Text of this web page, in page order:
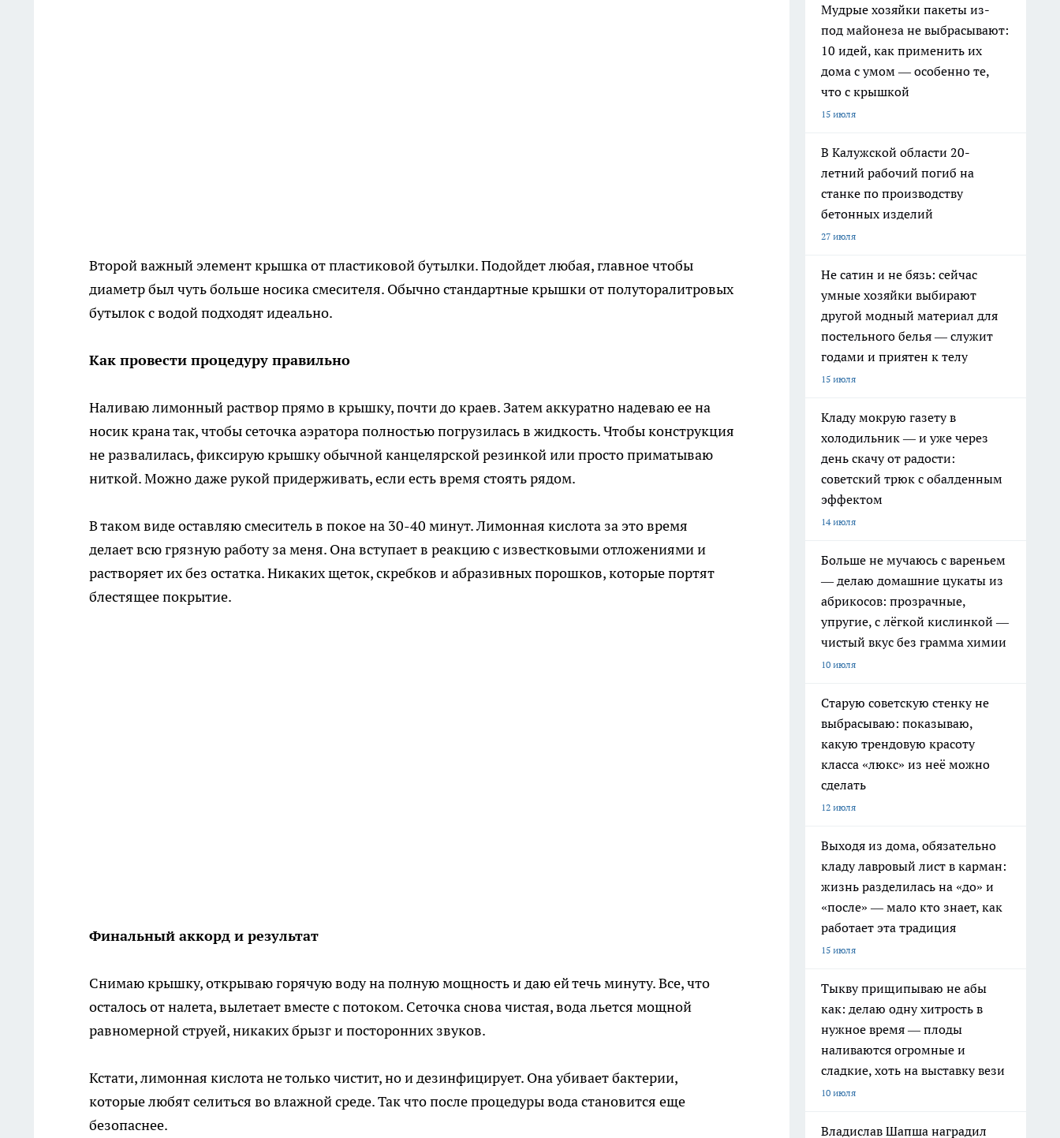
Второй важный элемент крышка от пластиковой бутылки. Подойдет любая, главное чтобы
диаметр был чуть больше носика смесителя. Обычно стандартные крышки от полуторалитровых
бутылок с водой подходят идеально.
Как провести процедуру правильно
Наливаю лимонный раствор прямо в крышку, почти до краев. Затем аккуратно надеваю ее на
носик крана так, чтобы сеточка аэратора полностью погрузилась в жидкость. Чтобы конструкция
не развалилась, фиксирую крышку обычной канцелярской резинкой или просто приматываю
ниткой. Можно даже рукой придерживать, если есть время стоять рядом.
В таком виде оставляю смеситель в покое на 30-40 минут. Лимонная кислота за это время
делает всю грязную работу за меня. Она вступает в реакцию с известковыми отложениями и
растворяет их без остатка. Никаких щеток, скребков и абразивных порошков, которые портят
блестящее покрытие.
Финальный аккорд и результат
Снимаю крышку, открываю горячую воду на полную мощность и даю ей течь минуту. Все, что
осталось от налета, вылетает вместе с потоком. Сеточка снова чистая, вода льется мощной
равномерной струей, никаких брызг и посторонних звуков.
Кстати, лимонная кислота не только чистит, но и дезинфицирует. Она убивает бактерии,
которые любят селиться во влажной среде. Так что после процедуры вода становится еще
безопаснее.
Мудрые хозяйки пакеты из-
под майонеза не выбрасывают:
10 идей, как применить их
дома с умом — особенно те,
что с крышкой
15 июля
В Калужской области 20-
летний рабочий погиб на
станке по производству
бетонных изделий
27 июля
Не сатин и не бязь: сейчас
умные хозяйки выбирают
другой модный материал для
постельного белья — служит
годами и приятен к телу
15 июля
Кладу мокрую газету в
холодильник — и уже через
день скачу от радости:
советский трюк с обалденным
эффектом
14 июля
Больше не мучаюсь с вареньем
— делаю домашние цукаты из
абрикосов: прозрачные,
упругие, с лёгкой кислинкой —
чистый вкус без грамма химии
10 июля
Старую советскую стенку не
выбрасываю: показываю,
какую трендовую красоту
класса «люкс» из неё можно
сделать
12 июля
Выходя из дома, обязательно
кладу лавровый лист в карман:
жизнь разделилась на «до» и
«после» — мало кто знает, как
работает эта традиция
15 июля
Тыкву прищипываю не абы
как: делаю одну хитрость в
нужное время — плоды
наливаются огромные и
сладкие, хоть на выставку вези
10 июля
Владислав Шапша наградил